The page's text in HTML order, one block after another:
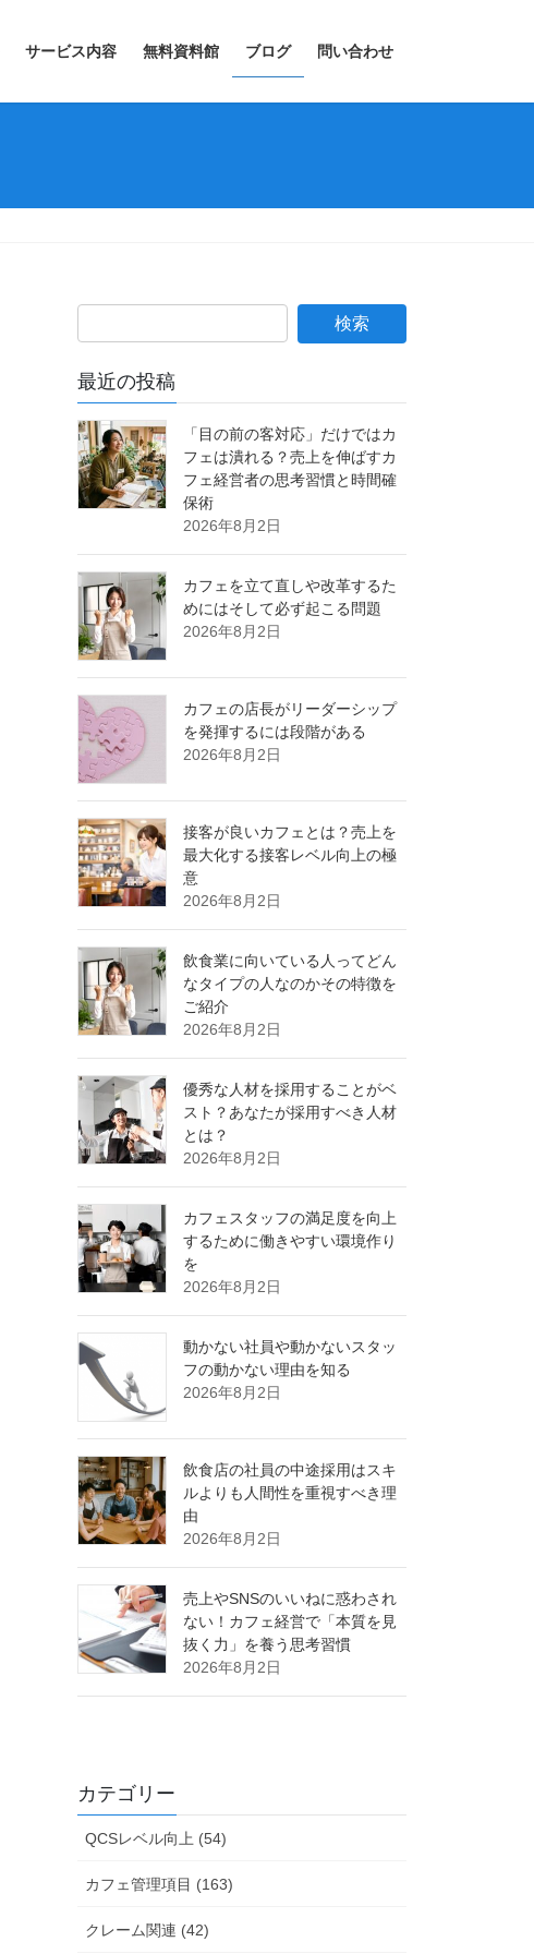
サービス内容 無料資料館 ブログ 問い合わせ
最近の投稿
「目の前の客対応」だけではカ
フェは潰れる？売上を伸ばすカ
フェ経営者の思考習慣と時間確
保術
2026年8月2日
カフェを立て直しや改革するた
めにはそして必ず起こる問題
2026年8月2日
カフェの店長がリーダーシップ
を発揮するには段階がある
2026年8月2日
接客が良いカフェとは？売上を
最大化する接客レベル向上の極
意
2026年8月2日
飲食業に向いている人ってどん
なタイプの人なのかその特徴を
ご紹介
2026年8月2日
優秀な人材を採用することがベ
スト？あなたが採用すべき人材
とは？
2026年8月2日
カフェスタッフの満足度を向上
するために働きやすい環境作り
を
2026年8月2日
動かない社員や動かないスタッ
フの動かない理由を知る
2026年8月2日
飲食店の社員の中途採用はスキ
ルよりも人間性を重視すべき理
由
2026年8月2日
売上やSNSのいいねに惑わされ
ない！カフェ経営で「本質を見
抜く力」を養う思考習慣
2026年8月2日
カテゴリー
QCSレベル向上 (54)
カフェ管理項目 (163)
クレーム関連 (42)